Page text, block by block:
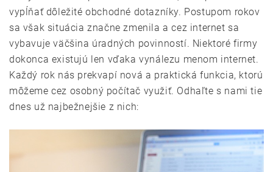
vypĺňať dôležité obchodné dotazníky. Postupom rokov
sa však situácia značne zmenila a cez internet sa
vybavuje väčšina úradných povinností. Niektoré firmy
dokonca existujú len vďaka vynálezu menom internet.
Každý rok nás prekvapí nová a praktická funkcia, ktorú
môžeme cez osobný počítač využiť. Odhaľte s nami tie
dnes už najbežnejšie z nich: